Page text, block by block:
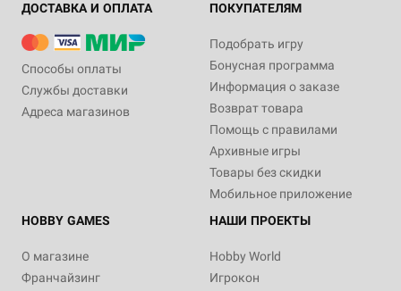
ДОСТАВКА И ОПЛАТА
Способы оплаты
Службы доставки
Адреса магазинов
ПОКУПАТЕЛЯМ
Подобрать игру
Бонусная программа
Информация о заказе
Возврат товара
Помощь с правилами
Архивные игры
Товары без скидки
Мобильное приложение
HOBBY GAMES
О магазине
Франчайзинг
НАШИ ПРОЕКТЫ
Hobby World
Игрокон